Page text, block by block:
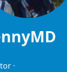
·